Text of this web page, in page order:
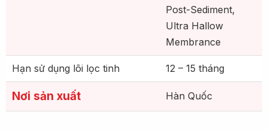
Post-Sediment,
Ultra Hallow
Membrance
Hạn sử dụng lõi lọc tinh 12 – 15 tháng
Nơi sản xuất Hàn Quốc